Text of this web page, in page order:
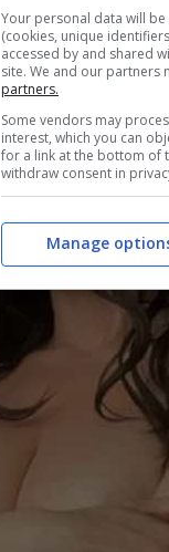
Your personal data will
(cookies, unique
accessed by and shared
site. We and our partners
partners.
Some vendors may
interest, which you can
for a link at the bottom of
withdraw consent in
Manage